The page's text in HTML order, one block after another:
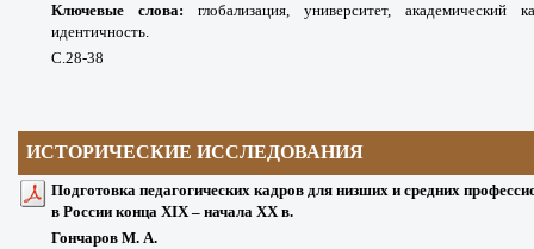
Ключевые слова: глобализация, университет, академический
идентичность.
С.28-38
ИСТОРИЧЕСКИЕ ИССЛЕДОВАНИЯ
Подготовка педагогических кадров для низших и средних
в России конца XIX – начала XX в.
Гончаров М. А.